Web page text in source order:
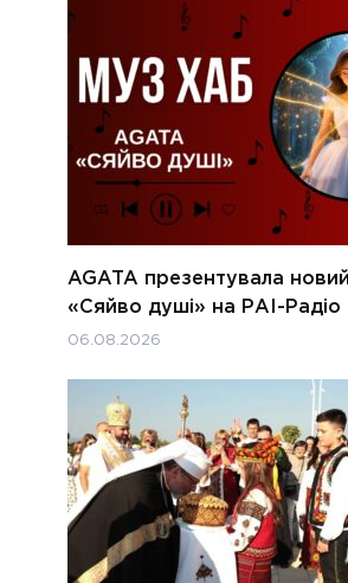
AGATA презентувала
«Сяйво душі» на РАІ-Радіо
06.08.2026